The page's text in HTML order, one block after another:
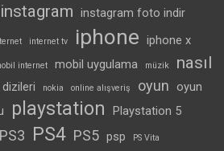
instagram instagram foto indir
internet tv iphone iphone x
internet mobil uygulama müzik
nasıl
nokia online alışveriş oyun
oyun
playstation
Playstation 5
PS3 PS4 PS5 psp PS Vita